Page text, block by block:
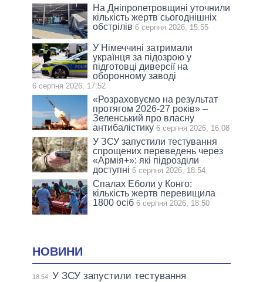
На Дніпропетровщині уточнили
кількість жертв сьогоднішніх
обстрілів 6 серпня 2026, 15:55
У Німеччині затримали
українця за підозрою у
підготовці диверсії на
оборонному заводі
6 серпня 2026, 17:52
«Розраховуємо на результат
протягом 2026-27 років» –
Зеленський про власну
антибалістику 6 серпня 2026, 16:08
У ЗСУ запустили тестування
спрощених переведень через
«Армія+»: які підрозділи
доступні 6 серпня 2026, 18:54
Спалах Еболи у Конго:
кількість жертв перевищила
1800 осіб 6 серпня 2026, 18:50
НОВИНИ
18:54 У ЗСУ запустили тестування